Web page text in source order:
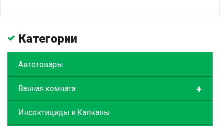
Категории
Автотовары
+
Ванная комната
Инсектициды и Капканы